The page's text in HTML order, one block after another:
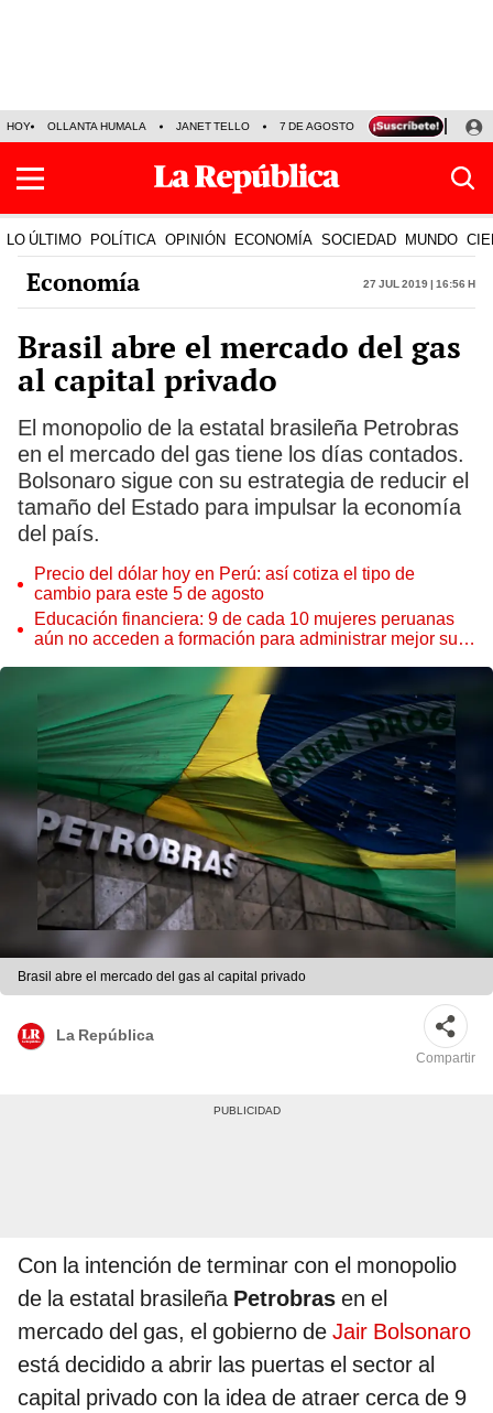
HOY OLLANTA HUMALA JANET TELLO 7 DE AGOSTO TINKA RESULTADOS
LO ÚLTIMO POLÍTICA OPINIÓN ECONOMÍA SOCIEDAD MUNDO
Economía 27 Jul 2019 | 16:56 h
Brasil abre el mercado del gas
al capital privado
El monopolio de la estatal brasileña Petrobras
en el mercado del gas tiene los días contados.
Bolsonaro sigue con su estrategia de reducir el
tamaño del Estado para impulsar la economía
del país.
Precio del dólar hoy en Perú: así cotiza el tipo de
cambio para este 5 de agosto
Educación financiera: 9 de cada 10 mujeres peruanas
aún no acceden a formación para administrar mejor su
Brasil abre el mercado del gas al capital privado
La República
Compartir
Con la intención de terminar con el monopolio
de la estatal brasileña Petrobras en el
mercado del gas, el gobierno de Jair Bolsonaro
está decidido a abrir las puertas el sector al
capital privado con la idea de atraer cerca de 9